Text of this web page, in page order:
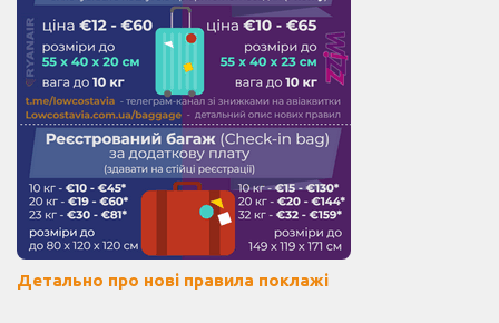
Детально про нові правила поклажі